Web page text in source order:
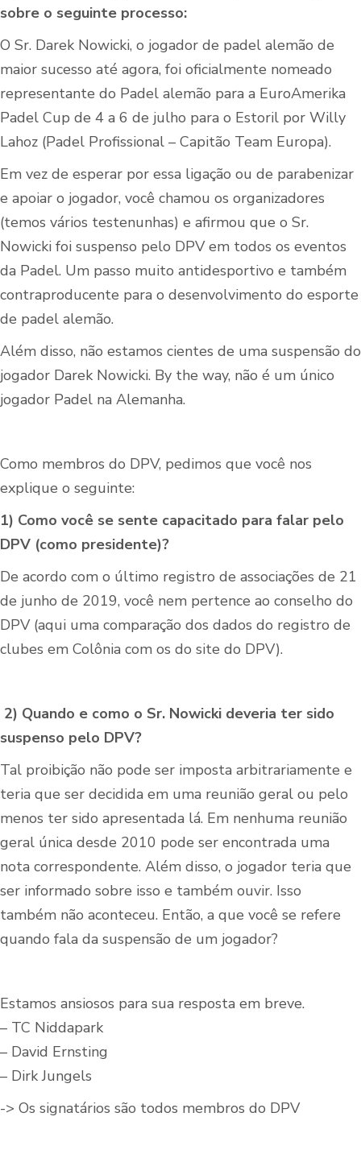
sobre o seguinte processo:
O Sr. Darek Nowicki, o jogador de padel alemão de
maior sucesso até agora, foi oficialmente nomeado
representante do Padel alemão para a EuroAmerika
Padel Cup de 4 a 6 de julho para o Estoril por Willy
Lahoz (Padel Profissional – Capitão Team Europa).
Em vez de esperar por essa ligação ou de parabenizar
e apoiar o jogador, você chamou os organizadores
(temos vários testenunhas) e afirmou que o Sr.
Nowicki foi suspenso pelo DPV em todos os eventos
da Padel. Um passo muito antidesportivo e também
contraproducente para o desenvolvimento do esporte
de padel alemão.
Além disso, não estamos cientes de uma suspensão do
jogador Darek Nowicki. By the way, não é um único
jogador Padel na Alemanha.
Como membros do DPV, pedimos que você nos
explique o seguinte:
1) Como você se sente capacitado para falar pelo
DPV (como presidente)?
De acordo com o último registro de associações de 21
de junho de 2019, você nem pertence ao conselho do
DPV (aqui uma comparação dos dados do registro de
clubes em Colônia com os do site do DPV).
2) Quando e como o Sr. Nowicki deveria ter sido
suspenso pelo DPV?
Tal proibição não pode ser imposta arbitrariamente e
teria que ser decidida em uma reunião geral ou pelo
menos ter sido apresentada lá. Em nenhuma reunião
geral única desde 2010 pode ser encontrada uma
nota correspondente. Além disso, o jogador teria que
ser informado sobre isso e também ouvir. Isso
também não aconteceu. Então, a que você se refere
quando fala da suspensão de um jogador?
Estamos ansiosos para sua resposta em breve.
– TC Niddapark
– David Ernsting
– Dirk Jungels
-> Os signatários são todos membros do DPV